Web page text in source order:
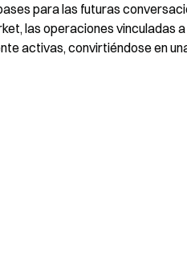
para las futuras
las operaciones vinculadas
activas, convirtiéndose en